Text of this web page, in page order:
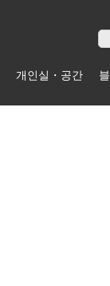
개인실・공간